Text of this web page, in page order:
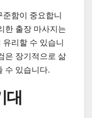
함이 중요합니
한 출장 마사지는
리할 수 있습니
은 장기적으로 삶
수 있습니다.
대